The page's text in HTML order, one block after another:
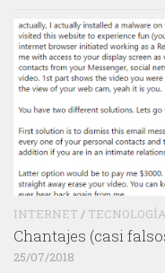
INTERNET / TECNOLOGÍA
Chantajes (casi
25/07/2018